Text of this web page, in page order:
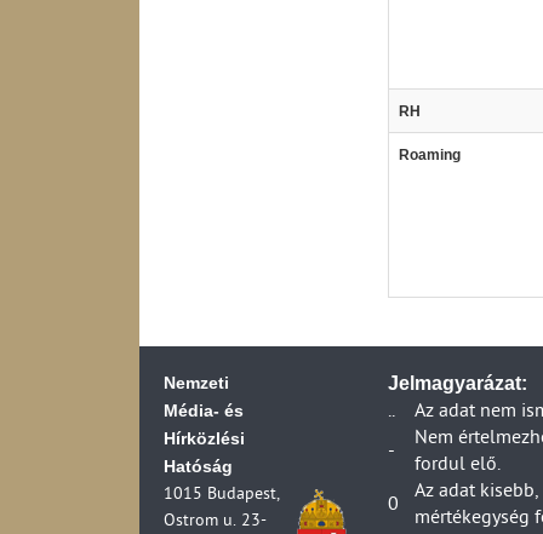
RH
Roaming
Nemzeti
Média- és
Hírközlési
Hatóság
1015 Budapest,
Ostrom u. 23-
Jelmagyarázat:
..
Az adat nem
-
Nem
fordul elő.
0
Az adat
mértékegység